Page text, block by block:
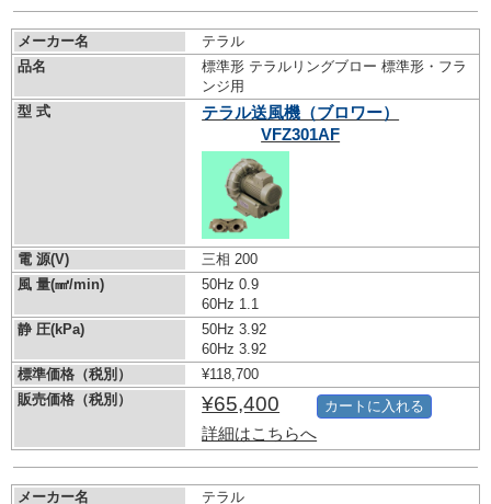
メーカー名
テラル
品名
標準形 テラルリングブロー 標準形・フラ
ンジ用
型 式
テラル送風機（ブロワー）
VFZ301AF
電 源(V)
三相 200
風 量(㎣/min)
50Hz 0.9
60Hz 1.1
静 圧(kPa)
50Hz 3.92
60Hz 3.92
標準価格（税別）
¥118,700
販売価格（税別）
¥65,400
詳細はこちらへ
カートに入れる
メーカー名
テラル